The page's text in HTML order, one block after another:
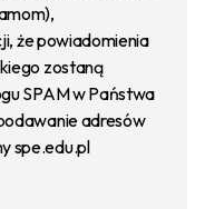
że powiadomienia
zostaną
SPAM w Państwa
adresów
spe.edu.pl